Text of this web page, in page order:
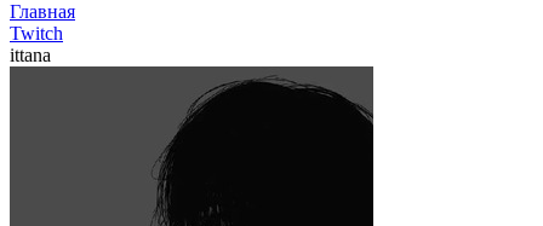
Главная
Twitch
ittana